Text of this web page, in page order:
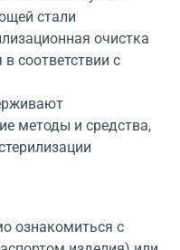
стали
очистка
соответствии с
методы и средства,
ознакомиться с